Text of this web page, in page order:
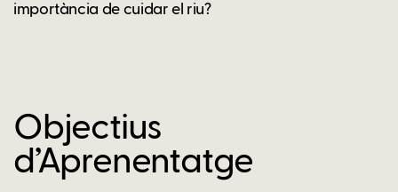
importància de cuidar el riu?
Objectius
d’Aprenentatge